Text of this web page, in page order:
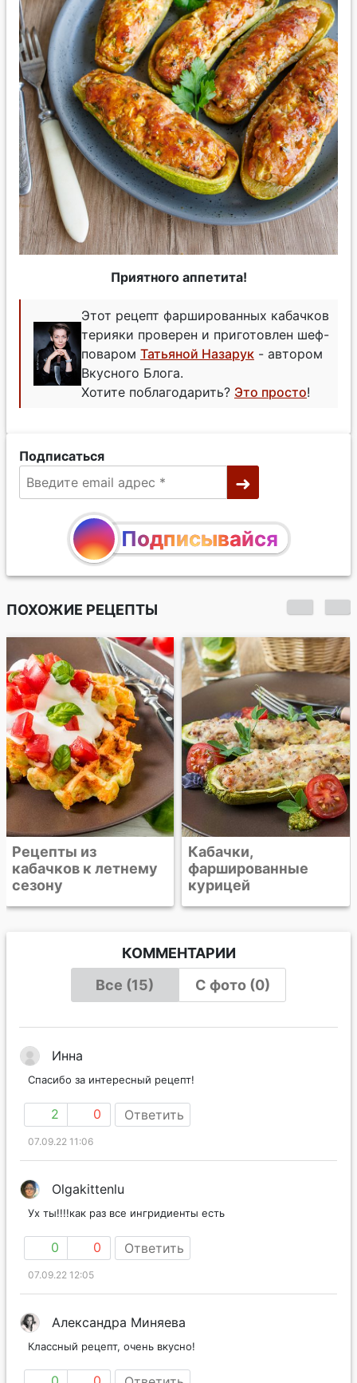
Приятного аппетита!
Этот рецепт фаршированных кабачков
терияки проверен и приготовлен шеф-
поваром Татьяной Назарук - автором
Вкусного Блога.
Хотите поблагодарить? Это просто!
Подписаться
Подписывайся
ПОХОЖИЕ РЕЦЕПТЫ
Кабачки,
фаршированные
курицей
Мясная буханка с
кабачком
КОММЕНТАРИИ
Все (15)
С фото (0)
Инна
Спасибо за интересный рецепт!
2 0 Ответить
07.09.22 11:06
Olgakittenlu
Ух ты!!!!как раз все ингридиенты есть
0 0 Ответить
07.09.22 12:05
Александра Миняева
Классный рецепт, очень вкусно!